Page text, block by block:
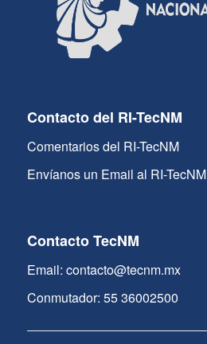
Contacto del RI-TecNM
Comentarios del RI-TecNM
Envíanos un Email al RI-TecNM
Contacto TecNM
Email: contacto@tecnm.mx
Conmutador: 55 36002500